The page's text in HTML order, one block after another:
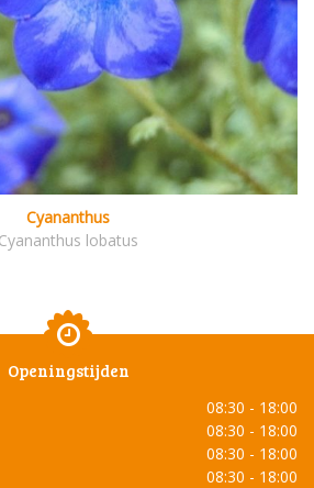
Cyananthus
Cyananthus lobatus
Openingstijden
08:30 - 18:00
08:30 - 18:00
08:30 - 18:00
08:30 - 18:00